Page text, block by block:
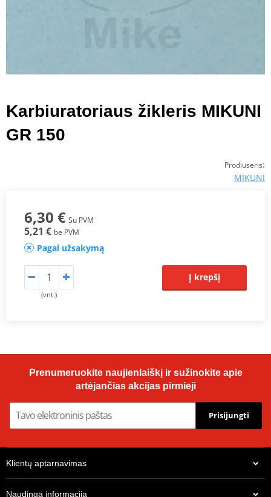
Karbiuratoriaus žikleris MIKUNI
GR 150
Prodiuseris:
MIKUNI
6,30 € Su PVM
5,21 € be PVM
Pagal užsakymą
(vnt.)
Į krepšį
Prenumeruokite naujienlaiškį ir sužinokite apie
artėjančias akcijas pirmieji
Prisijungti
Klientų aptarnavimas
Naudinga informacija